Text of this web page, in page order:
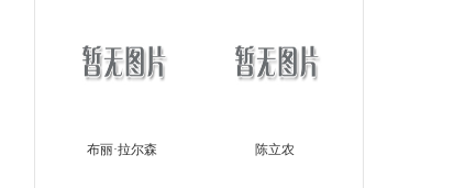
布丽·拉尔森 陈立农